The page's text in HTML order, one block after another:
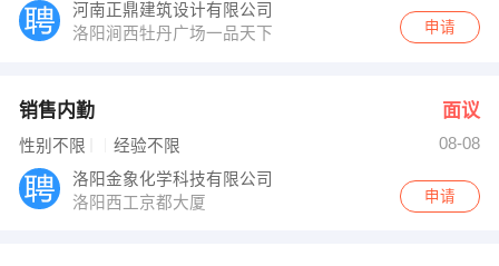
河南正鼎建筑设计有限公司
洛阳涧西牡丹广场一品天下
申请
销售内勤 面议
性别不限 经验不限
08-08
洛阳金象化学科技有限公司
洛阳西工京都大厦
申请